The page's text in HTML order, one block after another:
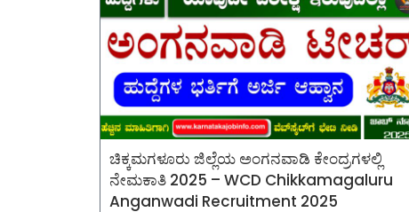
ಚಿಕ್ಕಮಗಳೂರು ಜಿಲ್ಲೆಯ ಅಂಗನವಾಡಿ ಕೇಂದ್ರಗಳಲ್ಲಿ
ನೇಮಕಾತಿ 2025 – WCD Chikkamagaluru
Anganwadi Recruitment 2025